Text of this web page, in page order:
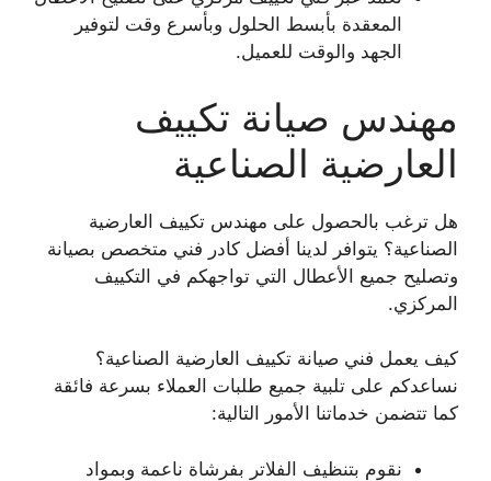
المعقدة بأبسط الحلول وبأسرع وقت لتوفير
الجهد والوقت للعميل.
مهندس صيانة تكييف
العارضية الصناعية
هل ترغب بالحصول على مهندس تكييف العارضية
الصناعية؟ يتوافر لدينا أفضل كادر فني متخصص بصيانة
وتصليح جميع الأعطال التي تواجهكم في التكييف
المركزي.
كيف يعمل فني صيانة تكييف العارضية الصناعية؟
نساعدكم على تلبية جميع طلبات العملاء بسرعة فائقة
كما تتضمن خدماتنا الأمور التالية:
نقوم بتنظيف الفلاتر بفرشاة ناعمة وبمواد